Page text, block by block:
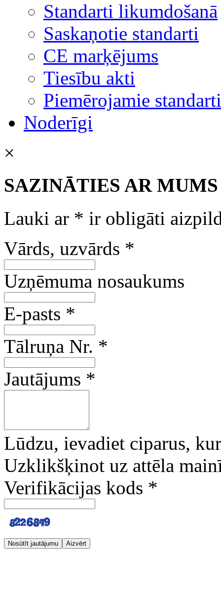
Standarti likumdošanā
Saskaņotie standarti
CE marķējums
Tiesību akti
Piemērojamie standarti
Noderīgi
×
SAZINĀTIES AR MUMS
Lauki ar * ir obligāti
Vārds, uzvārds *
Uzņēmuma nosaukums
E-pasts *
Tālruņa Nr. *
Jautājums *
Lūdzu, ievadiet ciparus,
Uzklikšķinot uz attēla
Verifikācijas kods *
Nosūtīt jautājumu Aizvērt